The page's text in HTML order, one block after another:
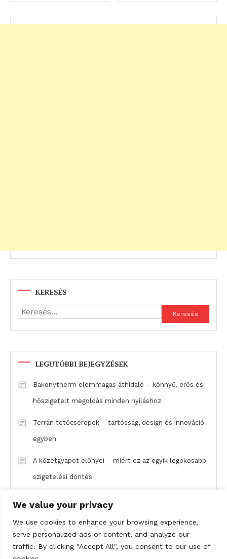
We value your privacy
We use cookies to enhance your browsing experience,
serve personalized ads or content, and analyze our
traffic. By clicking "Accept All", you consent to our use of
navigáció
KERESÉS
Keresés:
LEGUTÓBBI BEJEGYZÉSEK
Bakonytherm elemmagas áthidaló – könnyű, erős és
hőszigetelt megoldás minden nyíláshoz
Terrán tetőcserepek – tartósság, design és innováció
egyben
A kőzetgyapot előnyei – miért ez az egyik legokosabb
szigetelési döntés
A Semmelrock Appia Kombi térkő: klasszikus
elegancia modern kivitelben